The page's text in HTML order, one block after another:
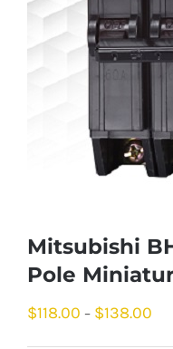
Mitsubishi
Pole
$118.00 – $138.00